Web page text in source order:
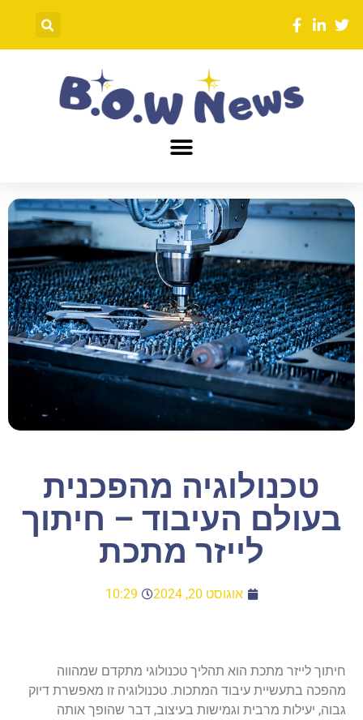
טכנולוגיה מהפכנית
בעולם העיבוד – חיתוך
לייזר מתכת
אוגוסט 20, 2024 10:29
חיתוך לייזר מתכת הוא תהליך טכנולוגי מתקדם שמהווה
מהפכה בתעשיית עיבוד המתכות. טכנולוגיה זו מאפשרת דיוק
גבוה, יעילות מרבית וגמישות בעיצוב, דבר שהופך אותה